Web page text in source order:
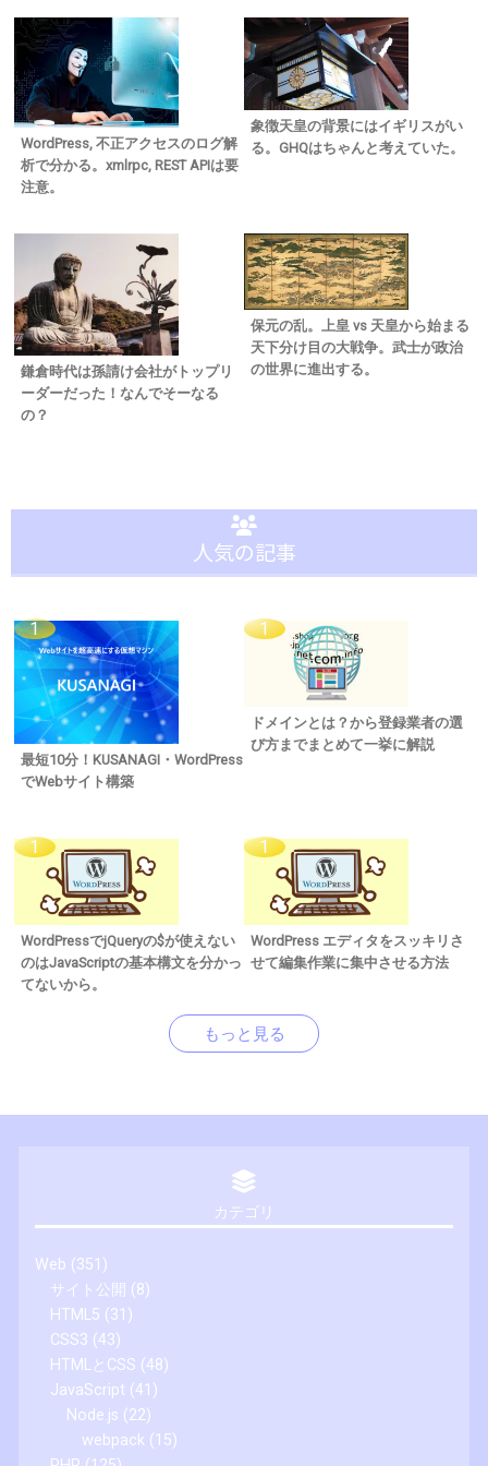
WordPress, 不正アクセスのログ解
析で分かる。xmlrpc, REST APIは要
注意。
象徴天皇の背景にはイギリスがい
る。GHQはちゃんと考えていた。
鎌倉時代は孫請け会社がトップリ
ーダーだった！なんでそーなる
の？
保元の乱。上皇 vs 天皇から始まる
天下分け目の大戦争。武士が政治
の世界に進出する。
人気の記事
最短10分！KUSANAGI・WordPress
でWebサイト構築
ドメインとは？から登録業者の選
び方までまとめて一挙に解説
WordPressでjQueryの$が使えない
のはJavaScriptの基本構文を分かっ
てないから。
WordPress エディタをスッキリさ
せて編集作業に集中させる方法
もっと見る
カテゴリ
Web (351)
サイト公開 (8)
HTML5 (31)
CSS3 (43)
HTMLとCSS (48)
JavaScript (41)
Node.js (22)
webpack (15)